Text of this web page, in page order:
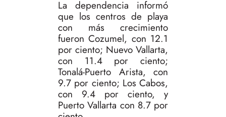
La dependencia informó
que los centros de playa
con más crecimiento
fueron Cozumel, con 12.1
por ciento; Nuevo Vallarta,
con 11.4 por ciento;
Tonalá-Puerto Arista, con
9.7 por ciento; Los Cabos,
con 9.4 por ciento, y
Puerto Vallarta con 8.7 por